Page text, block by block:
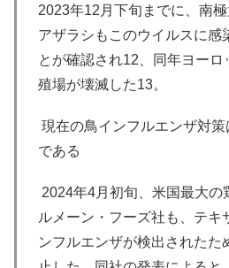
2023年12月下旬までに、南
アザラシもこのウイルスに感
とが確認され12、同年ヨー
殖場が壊滅した13。
現在の鳥インフルエンザ対
である
2024年4月初旬、米国最大の
ルメーン・フーズ社も、テキ
ンフルエンザが検出されたた